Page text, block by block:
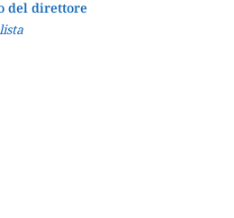
del direttore